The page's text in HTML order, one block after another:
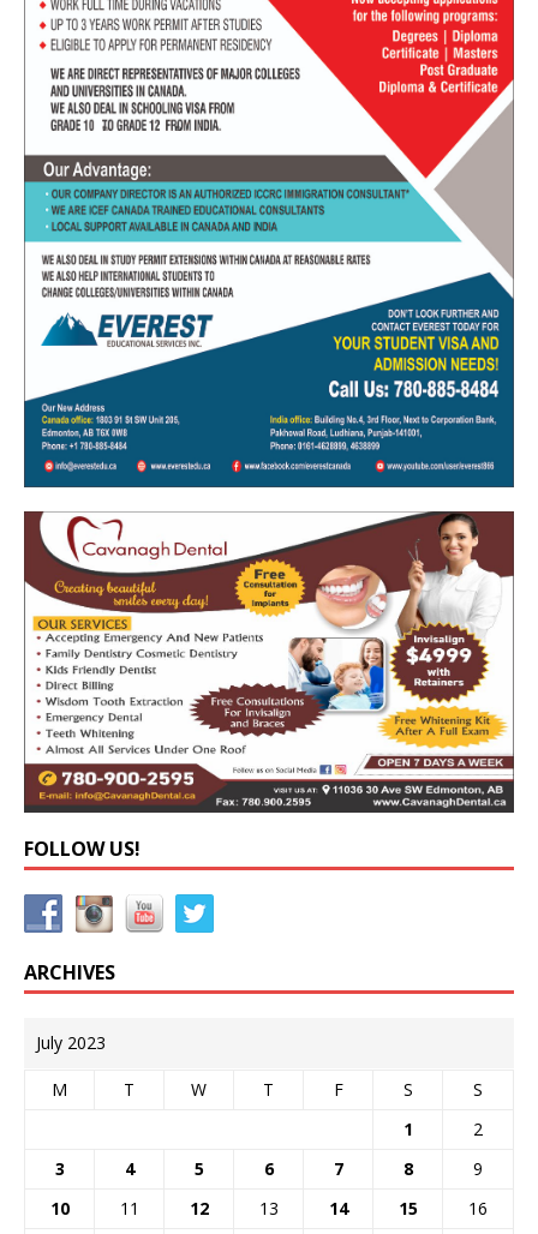
FOLLOW US!
ARCHIVES
July 2023
M T W T F S
S
1
2
3
4 5 6 7 8
9
10
11 12 13 14 15
16